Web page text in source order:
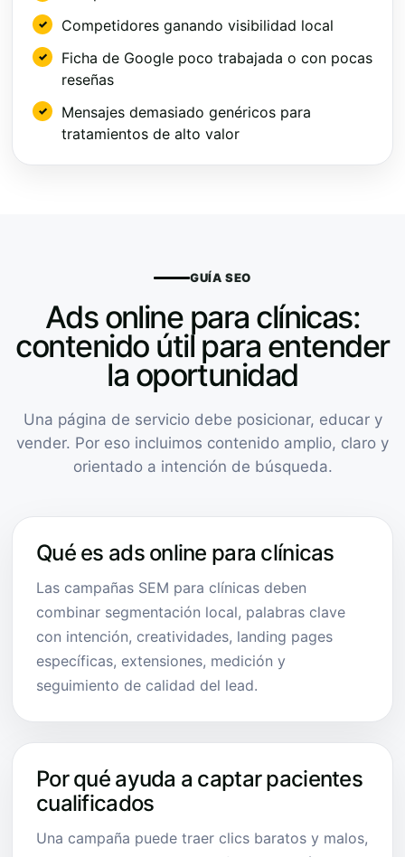
Competidores ganando visibilidad local
Ficha de Google poco trabajada o con pocas
reseñas
Mensajes demasiado genéricos para
tratamientos de alto valor
GUÍA SEO
Ads online para clínicas:
contenido útil para entender
la oportunidad
Una página de servicio debe posicionar, educar y
vender. Por eso incluimos contenido amplio, claro y
orientado a intención de búsqueda.
Qué es ads online para clínicas
Las campañas SEM para clínicas deben
combinar segmentación local, palabras clave
con intención, creatividades, landing pages
específicas, extensiones, medición y
seguimiento de calidad del lead.
Por qué ayuda a captar pacientes
cualificados
Una campaña puede traer clics baratos y malos,